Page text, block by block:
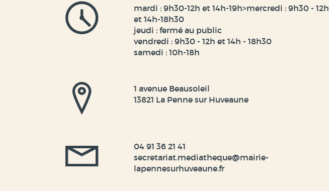
mardi : 9h30-12h et 14h-19h>mercredi : 9h30 - 12h
et 14h-18h30
jeudi : fermé au public
vendredi : 9h30 - 12h et 14h - 18h30
samedi : 10h-18h
1 avenue Beausoleil
13821 La Penne sur Huveaune
04 91 36 21 41
secretariat.mediatheque@mairie-
lapennesurhuveaune.fr